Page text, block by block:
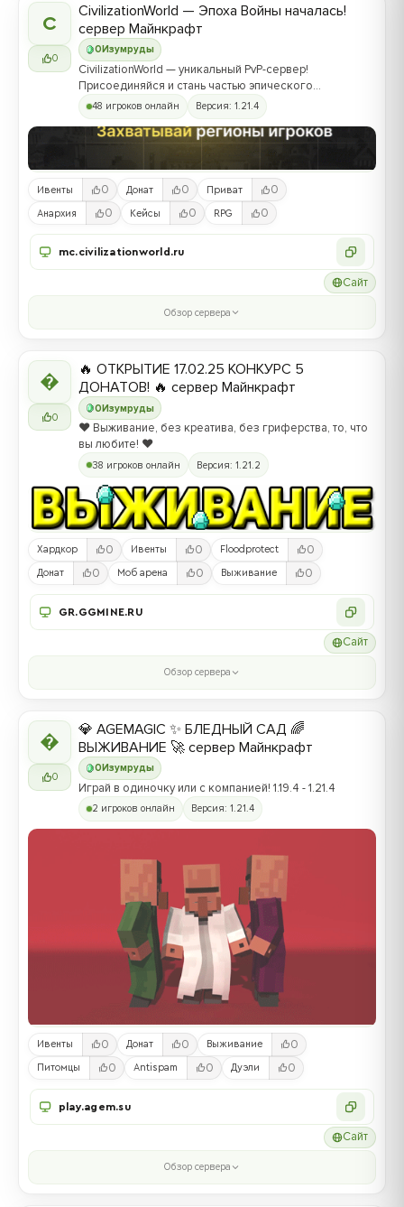
C
0
0 Изумруды
CivilizationWorld — Эпоха Войны началась!
сервер Майнкрафт
CivilizationWorld — уникальный PvP-сервер!
Присоединяйся и стань частью эпического
противостояния между Альвами и Йотунами!
48 игроков онлайн Версия: 1.21.4
Ивенты 0 Донат 0 Приват 0
Анархия 0 Кейсы 0 RPG 0
mc.civilizationworld.ru
Сайт
Обзор сервера

0
0Изумруды
🔥 ОТКРЫТИЕ 17.02.25 КОНКУРС 5
ДОНАТОВ! 🔥 сервер Майнкрафт
❤️ Выживание, без креатива, без гриферства, то, что
вы любите! ❤️
38 игроков онлайн Версия: 1.21.2
Хардкор 0 Ивенты 0 Floodprotect 0
Донат 0 Моб арена 0 Выживание 0
GR.GGMINE.RU
Сайт
Обзор сервера

0
0 Изумруды
💎 AGEMAGIC ✨ БЛЕДНЫЙ САД 🌈
ВЫЖИВАНИЕ 🚀 сервер Майнкрафт
Играй в одиночку или с компанией! 1.19.4 - 1.21.4
2 игроков онлайн Версия: 1.21.4
Ивенты 0 Донат 0 Выживание 0
Питомцы 0 Antispam 0 Дуэли 0
play.agem.su
Сайт
Обзор сервера